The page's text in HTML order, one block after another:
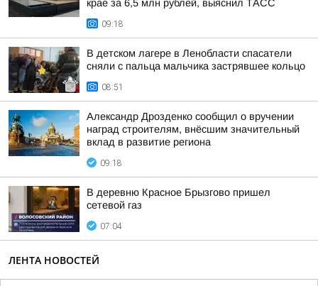
крае за 6,5 млн рублей, выяснил ТАСС
09:18
В детском лагере в Ленобласти спасатели
сняли с пальца мальчика застрявшее кольцо
08:51
Александр Дрозденко сообщил о вручении
наград строителям, внёсшим значительный
вклад в развитие региона
09:18
В деревню Красное Брызгово пришел
сетевой газ
07:04
ЛЕНТА НОВОСТЕЙ